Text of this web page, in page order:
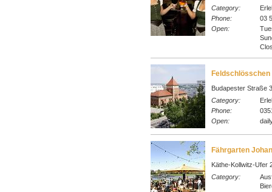
Category:
Phone:
03
Open:
Budapester Straße
Category:
Phone:
Open:
Fährgarten
Käthe-Kollwitz-Ufer
Category: